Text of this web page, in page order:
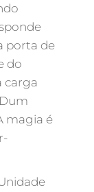
porta de
do
carga
magia é